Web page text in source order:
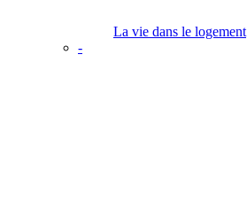
La vie dans le logement
-